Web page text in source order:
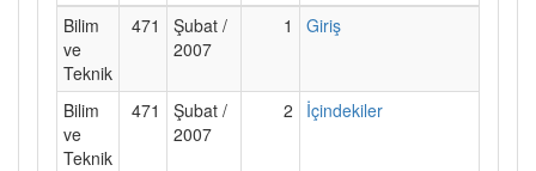
Bilim
ve
Teknik
471
Şubat /
2007
1 Giriş
Bilim
ve
Teknik
471
Şubat /
2007
2 İçindekiler